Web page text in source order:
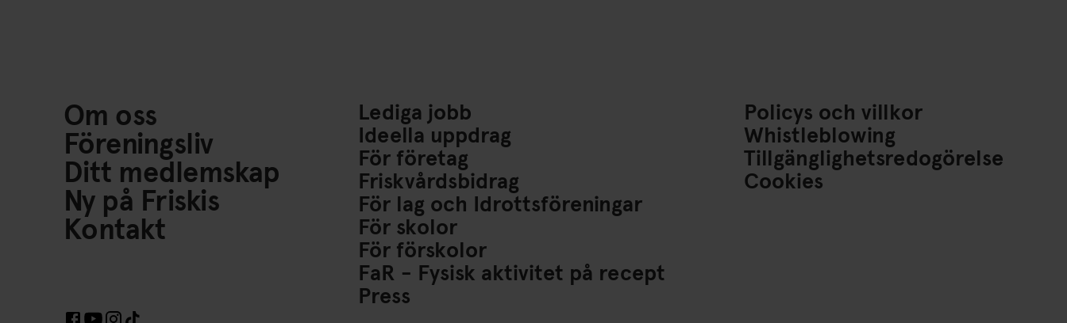
Om oss
Föreningsliv
Ditt medlemskap
Ny på Friskis
Kontakt
Lediga jobb
Ideella uppdrag
För företag
Friskvårdsbidrag
För lag och Idrottsföreningar
För skolor
För förskolor
FaR - Fysisk aktivitet på recept
Press
Policys och villkor
Whistleblowing
Tillgänglighetsredogörelse
Cookies